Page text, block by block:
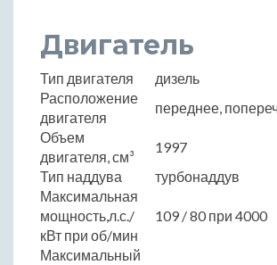
Двигатель
Тип двигателя
дизель
Расположение
двигателя
переднее,
Объем
двигателя, см³
1997
Тип наддува
турбонаддув
Максимальная
мощность,л.с./
кВт при об/мин
109 / 80 при 4000
Максимальный